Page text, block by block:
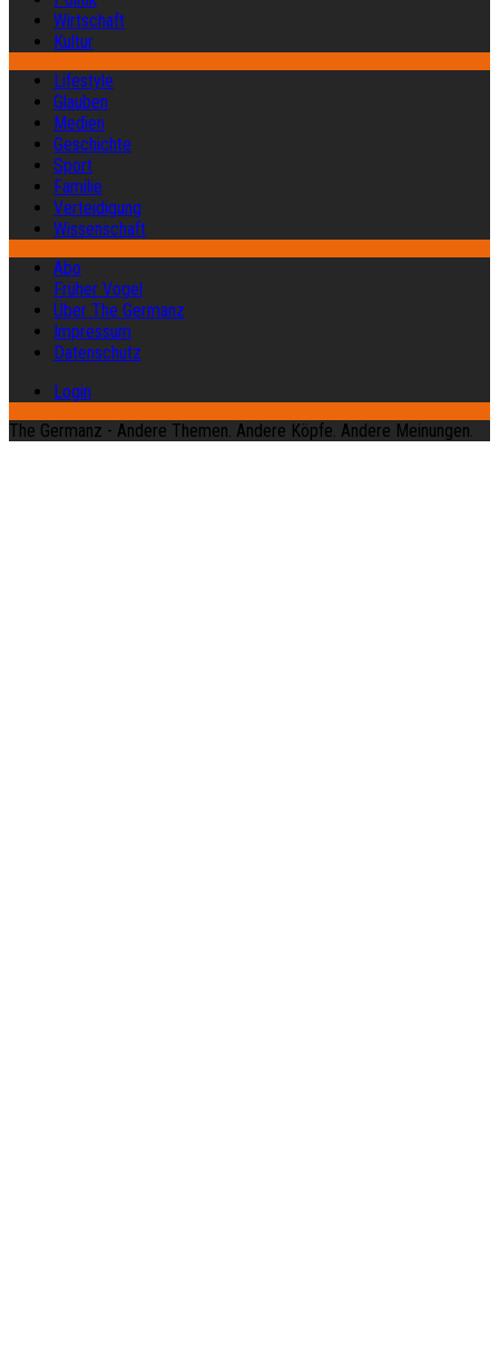
Wirtschaft
Kultur
Lifestyle
Glauben
Medien
Geschichte
Sport
Familie
Verteidigung
Wissenschaft
Abo
Früher Vogel
Über The Germanz
Impressum
Datenschutz
Login
The Germanz - Andere Themen. Andere Köpfe. Andere Meinungen.